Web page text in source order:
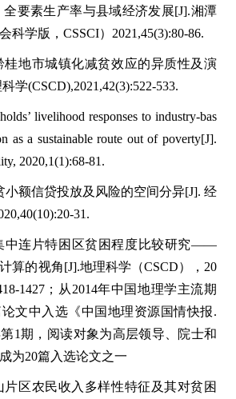
全要素生产率与县域经济发展[J].湘潭
科学版，CSSCI）2021,45(3):80-86.
桂地市城镇化减贫效应的异质性及演
学(CSCD),2021,42(3):522-533.
livelihood responses to industry-bas
as a sustainable route out of poverty[J].
2020,1(1):68-81.
小额信贷投放及风险的空间分异[J]. 经
31.
中连片特困区贫困程度比较研究——
算的视角[J].地理科学（CSCD），20
1427；从2014年中国地理学主流期
文中入选《中国地理资源国情快报.
1期，阅读对象为高层领导、院士和
为20篇入选论文之一
片区农民收入多样性特征及其对贫困